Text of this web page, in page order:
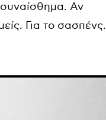
Αν
Για το σασπένς.